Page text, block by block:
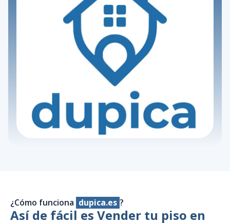
¿Cómo funciona dupica.es ?
Así de fácil es Vender tu piso en